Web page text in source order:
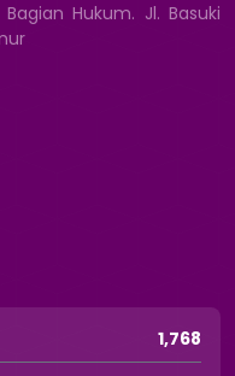
Hukum. Jl. Basuki
1,768